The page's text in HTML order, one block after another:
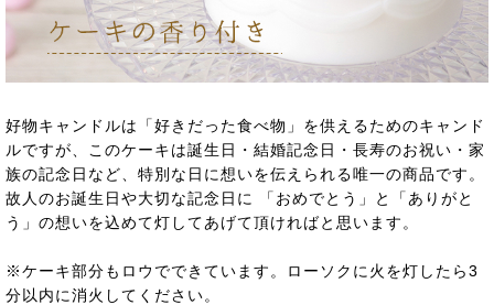
好物キャンドルは「好きだった食べ物」を供えるためのキャンド
ルですが、このケーキは誕生日・結婚記念日・長寿のお祝い・家
族の記念日など、特別な日に想いを伝えられる唯一の商品です。
故人のお誕生日や大切な記念日に 「おめでとう」と「ありがと
う」の想いを込めて灯してあげて頂ければと思います。
※ケーキ部分もロウでできています。ローソクに火を灯したら3
分以内に消火してください。